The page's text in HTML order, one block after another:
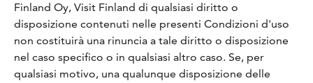
Finland Oy, Visit Finland di qualsiasi diritto o
disposizione contenuti nelle presenti Condizioni d'uso
non costituirà una rinuncia a tale diritto o disposizione
nel caso specifico o in qualsiasi altro caso. Se, per
qualsiasi motivo, una qualunque disposizione delle